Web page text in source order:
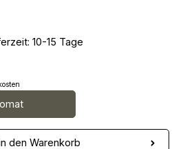
10-15 Tage
den Warenkorb